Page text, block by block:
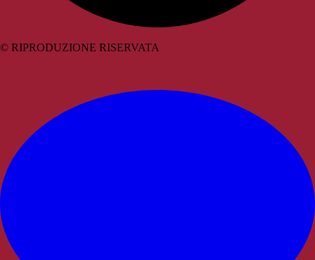
© RIPRODUZIONE RISERVATA